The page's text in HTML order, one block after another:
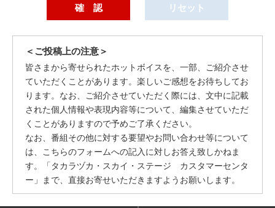
＜ご投稿上の注意＞
皆さまから寄せられたホットボイスを、一部、ご紹介させ
ていただくことがあります。楽しいご感想をお待ちしてお
ります。なお、ご紹介させていただく際には、文中に記載
された個人情報や表現内容等について、編集させていただ
くことがありますので予めご了承ください。
なお、番組その他に対する要望やお問い合わせ等について
は、こちらのフォームへの記入に対しお答え致しかねま
す。「タカラヅカ・スカイ・ステージ カスタマーセンタ
ー」まで、直接お寄せいただきますようお願いします。